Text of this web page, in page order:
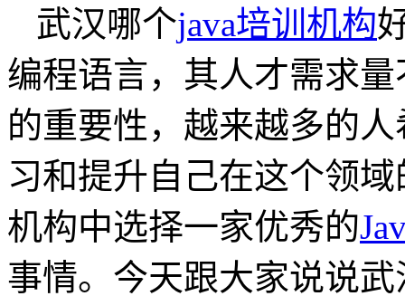
武汉哪个java培训机构
编程语言，其人才需求
的重要性，越来越多的
习和提升自己在这个领
机构中选择一家优秀的
事情。今天跟大家说说